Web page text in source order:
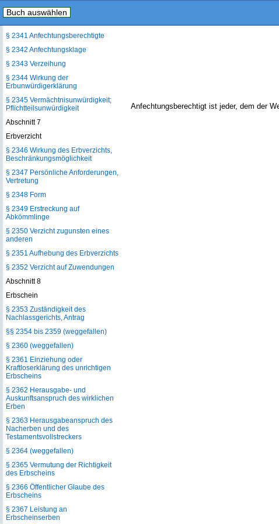
Buch auswählen
Anfechtungsberechtigt ist jeder, dem der
§ 2340 Geltendmachung der
§ 2341 Anfechtungsberechtigte
§ 2342 Anfechtungsklage
§ 2343 Verzeihung
§ 2344 Wirkung der
Erbunwürdigerklärung
§ 2345 Vermächtnisunwürdigkeit;
Pflichtteilsunwürdigkeit
Abschnitt 7
Erbverzicht
§ 2346 Wirkung des Erbverzichts,
Beschränkungsmöglichkeit
§ 2347 Persönliche Anforderungen,
Vertretung
§ 2348 Form
§ 2349 Erstreckung auf
Abkömmlinge
§ 2350 Verzicht zugunsten eines
anderen
§ 2351 Aufhebung des Erbverzichts
§ 2352 Verzicht auf Zuwendungen
Abschnitt 8
Erbschein
§ 2353 Zuständigkeit des
Nachlassgerichts, Antrag
§§ 2354 bis 2359 (weggefallen)
§ 2360 (weggefallen)
§ 2361 Einziehung oder
Kraftloserklärung des unrichtigen
Erbscheins
§ 2362 Herausgabe- und
Auskunftsanspruch des wirklichen
Erben
§ 2363 Herausgabeanspruch des
Nacherben und des
Testamentsvollstreckers
§ 2364 (weggefallen)
§ 2365 Vermutung der Richtigkeit
des Erbscheins
§ 2366 Öffentlicher Glaube des
Erbscheins
§ 2367 Leistung an
Erbscheinserben